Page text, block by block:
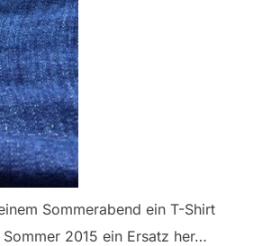
Sommerabend ein T-Shirt
2015 ein Ersatz her…